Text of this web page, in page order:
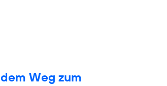
Weg zum